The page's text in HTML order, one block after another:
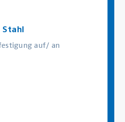
Stahl
auf/ an